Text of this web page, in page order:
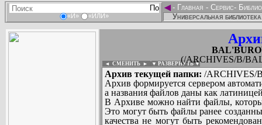
«И» «ИЛИ»
◄- Главная - Сервис-
Универсальная
(/ARCHIVES/B/
◄ СМЕНИТЬ ► ▼ РАЗВЕРНУТЬ ▼
Архив текущей папки: /ARCHIVES/
Архив формируется сервером
а названия файлов даны как
В Архиве можно найти файлы,
Это могут быть файлы ранее
качества не могут быть